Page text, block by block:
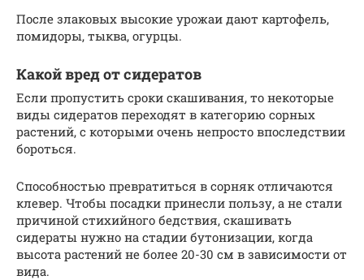
После злаковых высокие урожаи дают картофель,
помидоры, тыква, огурцы.
Какой вред от сидератов
Если пропустить сроки скашивания, то некоторые
виды сидератов переходят в категорию сорных
растений, с которыми очень непросто впоследствии
бороться.
Способностью превратиться в сорняк отличаются
клевер. Чтобы посадки принесли пользу, а не стали
причиной стихийного бедствия, скашивать
сидераты нужно на стадии бутонизации, когда
высота растений не более 20-30 см в зависимости от
вида.